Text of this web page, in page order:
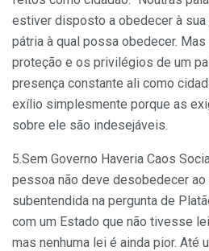
estiver disposto a obedecer à sua
pátria à qual possa obedecer.
proteção e os privilégios de um
presença constante ali como
exílio simplesmente porque as
sobre ele são indesejáveis.
5.Sem Governo Haveria Caos
pessoa não deve desobedecer
subentendida na pergunta de
com um Estado que não tivesse
mas nenhuma lei é ainda pior. Até